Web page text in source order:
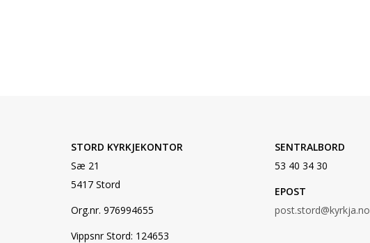
STORD KYRKJEKONTOR
Sæ 21
5417 Stord
Org.nr. 976994655
Vippsnr Stord: 124653
SENTRALBORD
53 40 34 30
EPOST
post.stord@kyrkja.no